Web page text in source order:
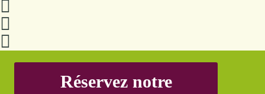
Réservez notre